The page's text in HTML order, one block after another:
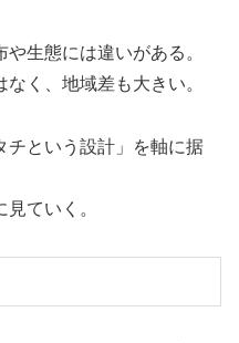
生態には違いがある。
く、地域差も大きい。
チという設計」を軸に据
ていく。